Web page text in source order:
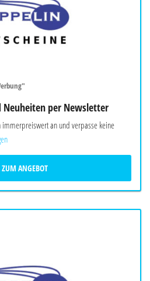
per Newsletter
an und verpasse keine
ZUM ANGEBOT